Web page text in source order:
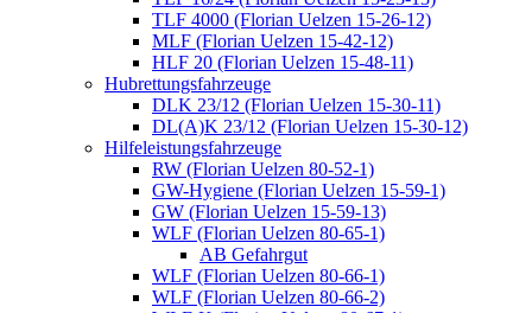
TLF 4000 (Florian Uelzen 15-26-12)
MLF (Florian Uelzen 15-42-12)
HLF 20 (Florian Uelzen 15-48-11)
Hubrettungsfahrzeuge
DLK 23/12 (Florian Uelzen 15-30-11)
DL(A)K 23/12 (Florian Uelzen 15-30-12)
Hilfeleistungsfahrzeuge
RW (Florian Uelzen 80-52-1)
GW-Hygiene (Florian Uelzen 15-59-1)
GW (Florian Uelzen 15-59-13)
WLF (Florian Uelzen 80-65-1)
AB Gefahrgut
WLF (Florian Uelzen 80-66-1)
WLF (Florian Uelzen 80-66-2)